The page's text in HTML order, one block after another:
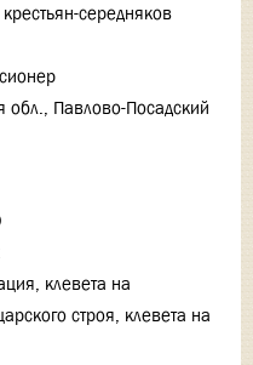
крестьян-середняков
обл., Павлово-Посадский
клевета на
строя, клевета на